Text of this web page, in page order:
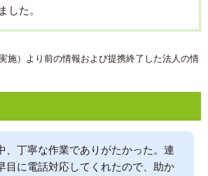
した。
施）より前の情報および提携終了した法人の情
、丁寧な作業でありがたかった。連
目に電話対応してくれたので、助か